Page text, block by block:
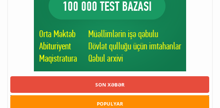
SON XƏBƏR
POPULYAR